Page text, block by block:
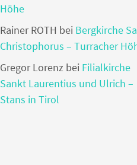
Höhe
Rainer ROTH bei Bergkirche
Christophorus – Turracher
Gregor Lorenz bei Filialkirche
Sankt Laurentius und Ulrich –
Stans in Tirol